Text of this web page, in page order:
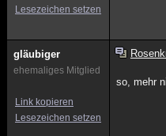
Lesezeichen setzen
gläubiger
ehemaliges Mitglied
Link kopieren
Lesezeichen setzen
so, mehr